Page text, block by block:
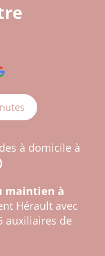
à domicile à
maintien à
Hérault avec
auxiliaires de